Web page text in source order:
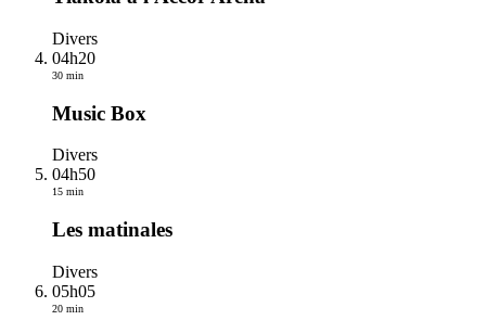
Divers
04h20
30 min
Music Box
Divers
04h50
15 min
Les matinales
Divers
05h05
20 min